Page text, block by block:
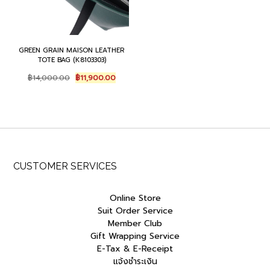
GREEN GRAIN MAISON LEATHER
TOTE BAG (K8103303)
฿14,000.00 Original
price
฿11,900.00Current
price
CUSTOMER SERVICES
Online Store
Suit Order Service
Member Club
Gift Wrapping Service
E-Tax & E-Receipt
แจ้งชำระเงิน